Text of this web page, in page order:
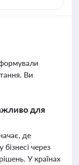
Ви
для
де
через
У країнах